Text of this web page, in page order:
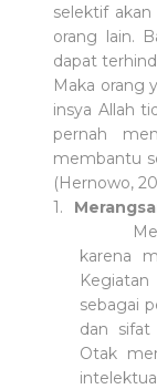
selektif
orang lain.
dapat
Maka orang
insya Allah
pernah
membantu
(Hernowo,
1.
karena
sebagai
dan sifat
Otak